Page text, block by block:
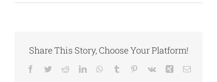
Share This Story, Choose Your Platform!
Facebook
TwitterRedditLinkedInWhatsApp
Tumblr Pinterest
Vk Xing Email